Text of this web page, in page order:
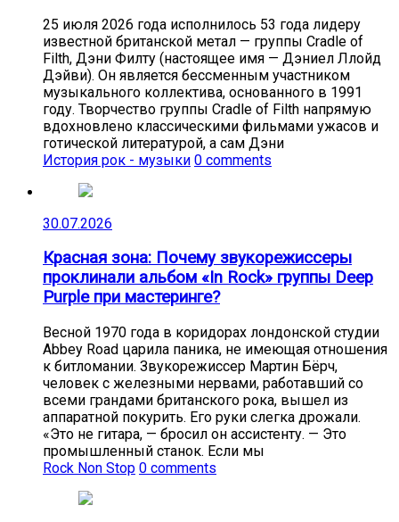
25 июля 2026 года исполнилось 53 года лидеру
известной британской метал — группы Cradle of
Filth, Дэни Филту (настоящее имя — Дэниел Ллойд
Дэйви). Он является бессменным участником
музыкального коллектива, основанного в 1991
году. Творчество группы Cradle of Filth напрямую
вдохновлено классическими фильмами ужасов и
готической литературой, а сам Дэни
История рок - музыки 0 comments
30.07.2026
Красная зона: Почему звукорежиссеры
проклинали альбом «In Rock» группы Deep
Purple при мастеринге?
Весной 1970 года в коридорах лондонской студии
Abbey Road царила паника, не имеющая отношения
к битломании. Звукорежиссер Мартин Бёрч,
человек с железными нервами, работавший со
всеми грандами британского рока, вышел из
аппаратной покурить. Его руки слегка дрожали.
«Это не гитара, — бросил он ассистенту. — Это
промышленный станок. Если мы
Rock Non Stop 0 comments